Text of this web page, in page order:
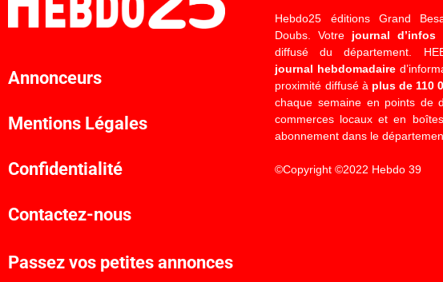
Annonceurs
Mentions Légales
Confidentialité
Contactez-nous
Passez vos petites annonces
Hebdo25 éditions Grand
Doubs. Votre journal d’infos
diffusé du département.
journal hebdomadaire
proximité diffusé à plus de 110
chaque semaine en points de
commerces locaux et en
abonnement dans le
©Copyright ©2022 Hebdo 39